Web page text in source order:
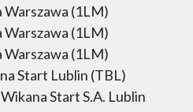
Warszawa (1LM)
Warszawa (1LM)
Warszawa (1LM)
Start Lublin (TBL)
Start S.A. Lublin